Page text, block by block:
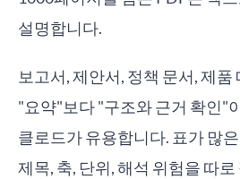
설명합니다.
보고서, 제안서, 정책 문서, 제품
"요약"보다 "구조와 근거 확인"
클로드가 유용합니다. 표가 많
제목, 축, 단위, 해석 위험을 따